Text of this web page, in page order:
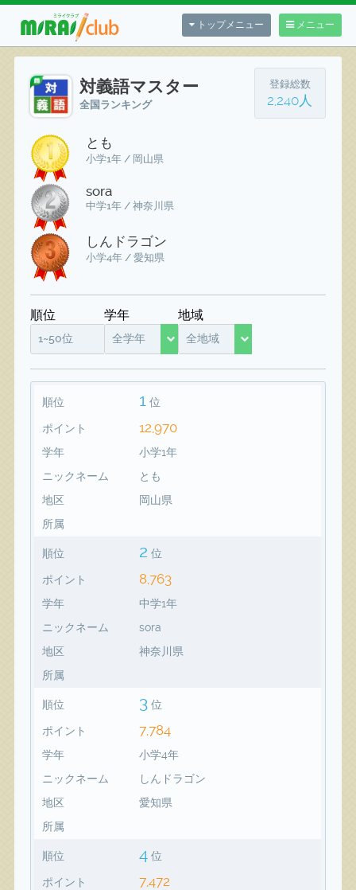
メニュー
トップメニュー
対義語マスター
全国ランキング
登録総数
2,240人
とも
小学1年 / 岡山県
sora
中学1年 / 神奈川県
しんドラゴン
小学4年 / 愛知県
順位
1~50位
学年
全学年
地域
全地域
順位 1 位
ポイント 12,970
学年
小学1年
ニックネーム
とも
地区
岡山県
所属
順位 2 位
ポイント 8,763
学年
中学1年
ニックネーム
sora
地区
神奈川県
所属
順位 3 位
ポイント 7,784
学年
小学4年
ニックネーム
しんドラゴン
地区
愛知県
所属
順位 4 位
ポイント 7,472